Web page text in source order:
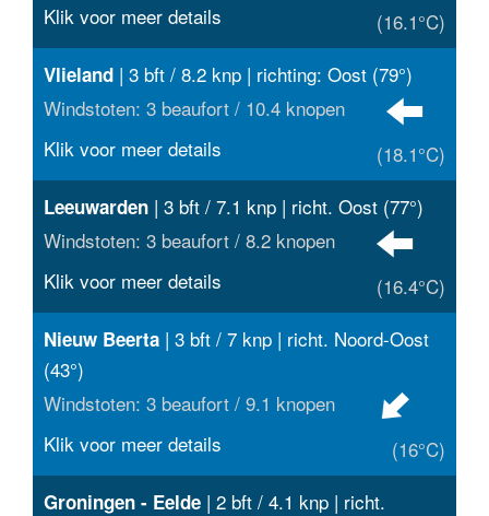
(16.1°C)
Klik voor meer details
Vlieland | 3 bft / 8.2 knp | richting: Oost (79°)
Windstoten: 3 beaufort / 10.4 knopen
(18.1°C)
Klik voor meer details
Leeuwarden | 3 bft / 7.1 knp | richt. Oost (77°)
Windstoten: 3 beaufort / 8.2 knopen
(16.4°C)
Klik voor meer details
Nieuw Beerta | 3 bft / 7 knp | richt. Noord-Oost
(43°)
Windstoten: 3 beaufort / 9.1 knopen
(16°C)
Klik voor meer details
Groningen - Eelde | 2 bft / 4.1 knp | richt.